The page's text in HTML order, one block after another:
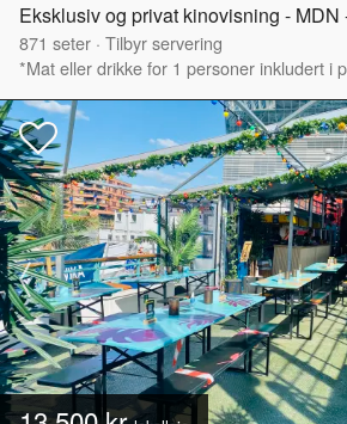
Eksklusiv og privat kinovisning - MDN
871 seter · Tilbyr servering
*Mat eller drikke for 1 personer inkludert i